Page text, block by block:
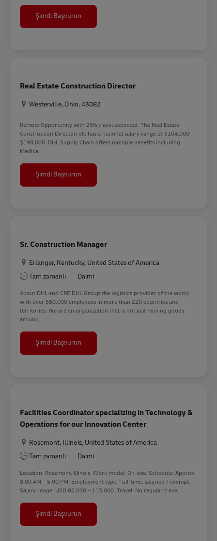
Şimdi Başvurun
Real Estate Construction Director
Konum
Westerville, Ohio, 43082
Remote Opportunity with 25% travel expected. The Real Estate
Construction Directorrole has a national salary range of $104,000-
$198,000. DHL Supply Chain offers multiple benefits including
Medical...
Şimdi Başvurun
Sr. Construction Manager
Konum
Erlanger, Kentucky, United States of America
Tam zamanlı
Daimi
About DHL and CRE:DHL Group the logistics provider of the world
with over 580,000 employees in more than 220 countries and
territories. We are an organization that is not just moving goods
around, ...
Şimdi Başvurun
Facilities Coordinator specializing in Technology &
Operations for our Innovation Center
Konum
Rosemont, Illinois, United States of America
Tam zamanlı
Daimi
Location: Rosemont, Illinois. Work model: On-site. Schedule: Approx.
8:00 AM – 5:00 PM. Employment type: Full-time, salaried / exempt.
Salary range: USD 85,000 – 113,000. Travel: No regular travel ...
Şimdi Başvurun